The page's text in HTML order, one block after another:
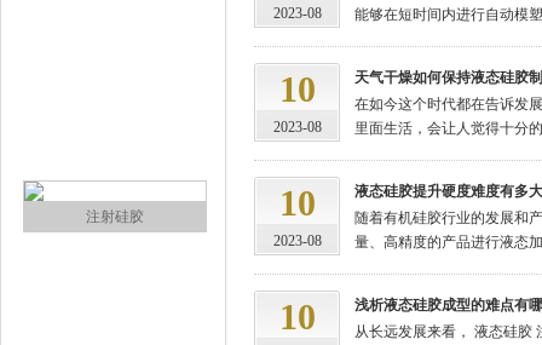
注射硅胶
2023-08
能够在短时间内进行自动模
10
2023-08
天气干燥如何保持液态硅胶
在如今这个时代都在告诉发
里面生活，会让人觉得十分
10
2023-08
液态硅胶提升硬度难度有多
随着有机硅胶行业的发展和
量、高精度的产品进行液态
10
浅析液态硅胶成型的难点有
从长远发展来看， 液态硅胶